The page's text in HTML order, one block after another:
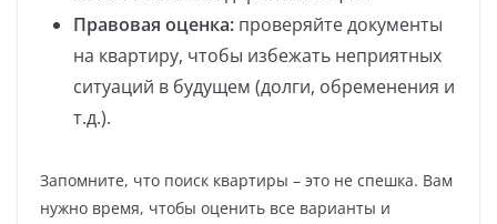
Правовая оценка: проверяйте документы
на квартиру, чтобы избежать неприятных
ситуаций в будущем (долги, обременения и
т.д.).
Запомните, что поиск квартиры – это не спешка. Вам
нужно время, чтобы оценить все варианты и